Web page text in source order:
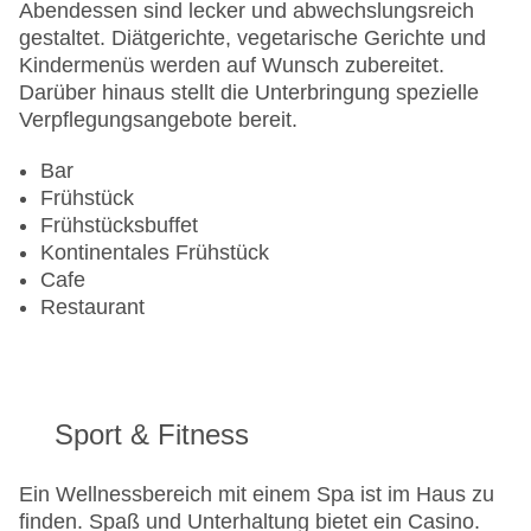
Abendessen sind lecker und abwechslungsreich
gestaltet. Diätgerichte, vegetarische Gerichte und
Kindermenüs werden auf Wunsch zubereitet.
Darüber hinaus stellt die Unterbringung spezielle
Verpflegungsangebote bereit.
Bar
Frühstück
Frühstücksbuffet
Kontinentales Frühstück
Cafe
Restaurant
Sport & Fitness
Ein Wellnessbereich mit einem Spa ist im Haus zu
finden. Spaß und Unterhaltung bietet ein Casino.